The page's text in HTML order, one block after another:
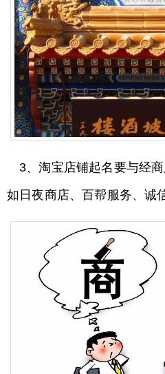
3、淘宝店铺起名要与经
如日夜商店、百帮服务、诚